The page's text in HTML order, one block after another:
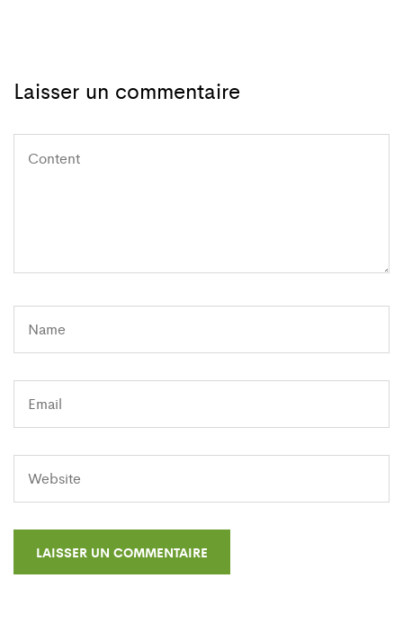
Laisser un commentaire